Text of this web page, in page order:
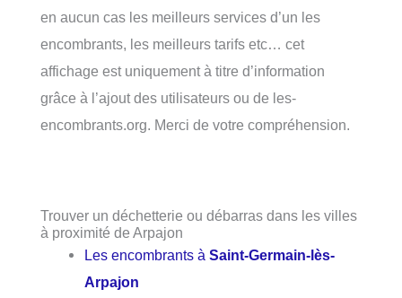
en aucun cas les meilleurs services d’un les
encombrants, les meilleurs tarifs etc… cet
affichage est uniquement à titre d’information
grâce à l’ajout des utilisateurs ou de les-
encombrants.org. Merci de votre compréhension.
Trouver un déchetterie ou débarras dans les villes
à proximité de Arpajon
Les encombrants àSaint-Germain-lès-
Arpajon